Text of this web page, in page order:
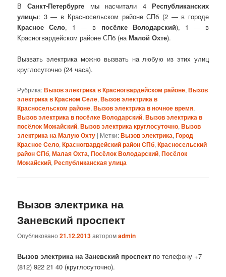
ВСанкт-Петербурге мы насчитали 4 Республиканских
улицы: 3 — в Красносельском районе СПб (2 — в городе
Красное Село, 1 — в посёлке Володарский), 1 — в
Красногвардейском районе СПб (наМалой Охте).
Вызвать электрика можно вызвать на любую из этих улиц
круглосуточно (24 часа).
Рубрика:Вызов электрика в Красногвардейском районе,Вызов
электрика в Красном Селе,Вызов электрика в
Красносельском районе,Вызов электрика в ночное время,
Вызов электрика в посёлке Володарский,Вызов электрика в
посёлок Можайский,Вызов электрика круглосуточно,Вызов
электрика на Малую Охту | Метки:Вызов электрика,Город
Красное Село,Красногвардейский район СПб,Красносельский
район СПб,Малая Охта,Посёлок Володарский,Посёлок
Можайский,Республиканская улица
Вызов электрика на
Заневский проспект
Опубликовано21.12.2013авторомadmin
Вызов электрика на Заневский проспект по телефону +7
(812) 922 21 40 (круглосуточно).